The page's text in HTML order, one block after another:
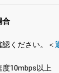
合
ください。＜
度10mbps以上